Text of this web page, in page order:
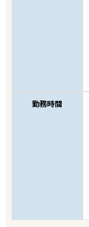
勤務時間